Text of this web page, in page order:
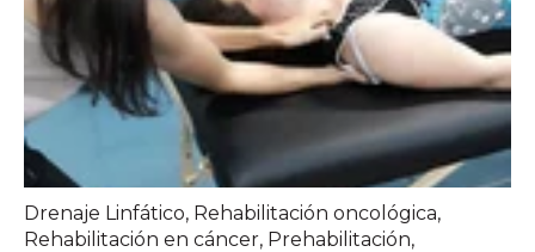
Drenaje Linfático, Rehabilitación oncológica,
Rehabilitación en cáncer, Prehabilitación,